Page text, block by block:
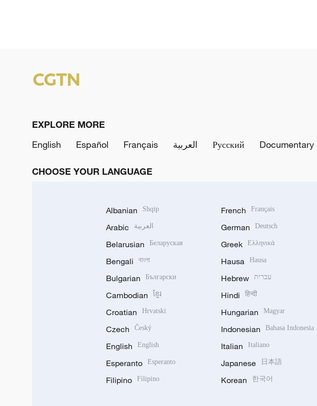
EXPLORE MORE
English
Español Français العربية Русский Documentary
CHOOSE YOUR LANGUAGE
Albanian Shqip
Arabic العربية
Belarusian Беларуская
Bengali বাংলা
Bulgarian Български
Cambodian ខ្មែរ
Croatian Hrvatski
Czech Český
English English
Esperanto Esperanto
Filipino Filipino
French Français
German Deutsch
Greek Ελληνικά
Hausa Hausa
Hebrew עברית
Hindi हिन्दी
Hungarian Magyar
Indonesian Bahasa Indonesia
Italian Italiano
Japanese 日本語
Korean 한국어